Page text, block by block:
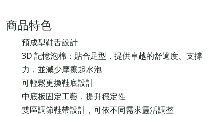
商品特色
預成型鞋舌設計
3D 記憶泡棉：貼合足型，提供卓越的舒適度、支撐
力，並減少摩擦起水泡
可輕鬆更換鞋底設計
中底板固定工藝，提升穩定性
雙區調節鞋帶設計，可依不同需求靈活調整